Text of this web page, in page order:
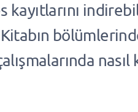
kayıtlarını
Kitabın
nasıl